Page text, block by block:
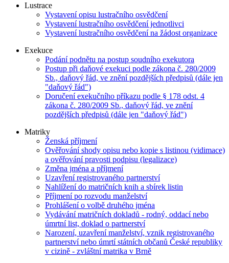
Lustrace
Vystavení opisu lustračního osvědčení
Vystavení lustračního osvědčení jednotlivci
Vystavení lustračního osvědčení na žádost organizace
Exekuce
Podání podnětu na postup soudního exekutora
Postup při daňové exekuci podle zákona č. 280/2009
Sb., daňový řád, ve znění pozdějších předpisů (dále jen
"daňový řád")
Doručení exekučního příkazu podle § 178 odst. 4
zákona č. 280/2009 Sb., daňový řád, ve znění
pozdějších předpisů (dále jen "daňový řád")
Matriky
Ženská příjmení
Ověřování shody opisu nebo kopie s listinou (vidimace)
a ověřování pravosti podpisu (legalizace)
Změna jména a příjmení
Uzavření registrovaného partnerství
Nahlížení do matričních knih a sbírek listin
Příjmení po rozvodu manželství
Prohlášení o volbě druhého jména
Vydávání matričních dokladů - rodný, oddací nebo
úmrtní list, doklad o partnerství
Narození, uzavření manželství, vznik registrovaného
partnerství nebo úmrtí státních občanů České republiky
v cizině - zvláštní matrika v Brně